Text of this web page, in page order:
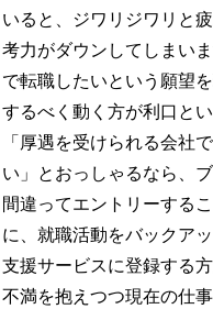
いると、ジワリジワリと
考力がダウンしてしまい
で転職したいという願望
するべく動く方が利口とい
「厚遇を受けられる会社
い」とおっしゃるなら、
間違ってエントリーする
に、就職活動をバックア
支援サービスに登録する方
不満を抱えつつ現在の仕